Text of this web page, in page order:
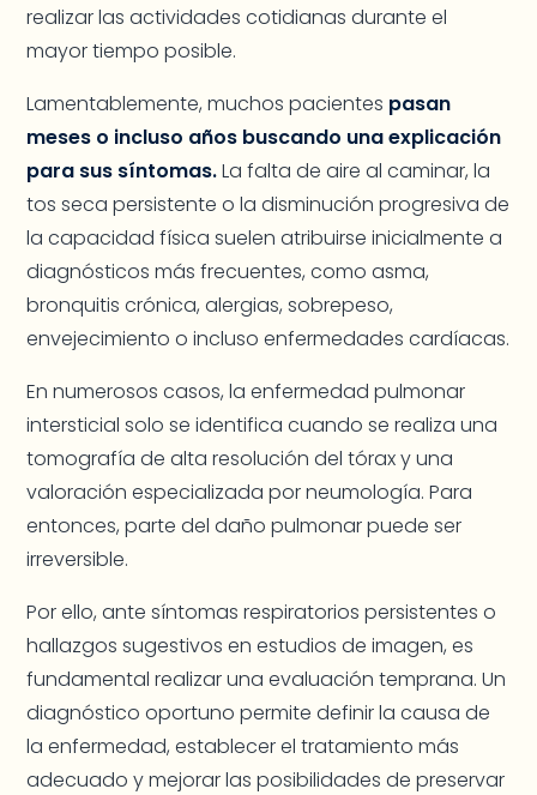
realizar las actividades cotidianas durante el
mayor tiempo posible.
Lamentablemente, muchos pacientes pasan
meses o incluso años buscando una explicación
para sus síntomas.La falta de aire al caminar, la
tos seca persistente o la disminución progresiva de
la capacidad física suelen atribuirse inicialmente a
diagnósticos más frecuentes, como asma,
bronquitis crónica, alergias, sobrepeso,
envejecimiento o incluso enfermedades cardíacas.
En numerosos casos, la enfermedad pulmonar
intersticial solo se identifica cuando se realiza una
tomografía de alta resolución del tórax y una
valoración especializada por neumología. Para
entonces, parte del daño pulmonar puede ser
irreversible.
Por ello, ante síntomas respiratorios persistentes o
hallazgos sugestivos en estudios de imagen, es
fundamental realizar una evaluación temprana. Un
diagnóstico oportuno permite definir la causa de
la enfermedad, establecer el tratamiento más
adecuado y mejorar las posibilidades de preservar